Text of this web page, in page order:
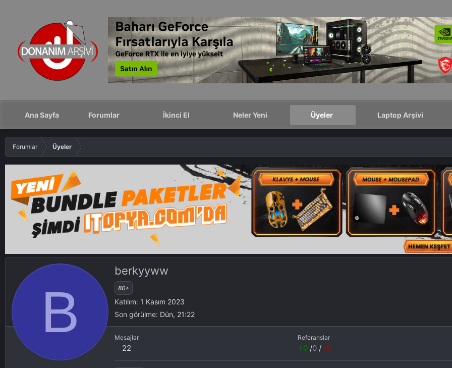
Ana Sayfa Forumlar İkinci El Neler Yeni Üyeler Laptop Arşivi
Forumlar Üyeler
B
berkyyww
80+
Katılım 1 Kasım 2023
Son görülme Dün, 21:22
Mesajlar
22
Referanslar
+0/0/-0